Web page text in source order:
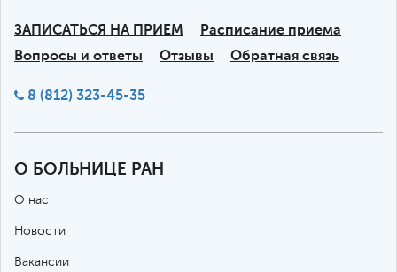
ЗАПИСАТЬСЯ НА ПРИЕМ
Расписание приема
Вопросы и ответы
Отзывы Обратная связь
8 (812) 323-45-35
О БОЛЬНИЦЕ РАН
О нас
Новости
Вакансии